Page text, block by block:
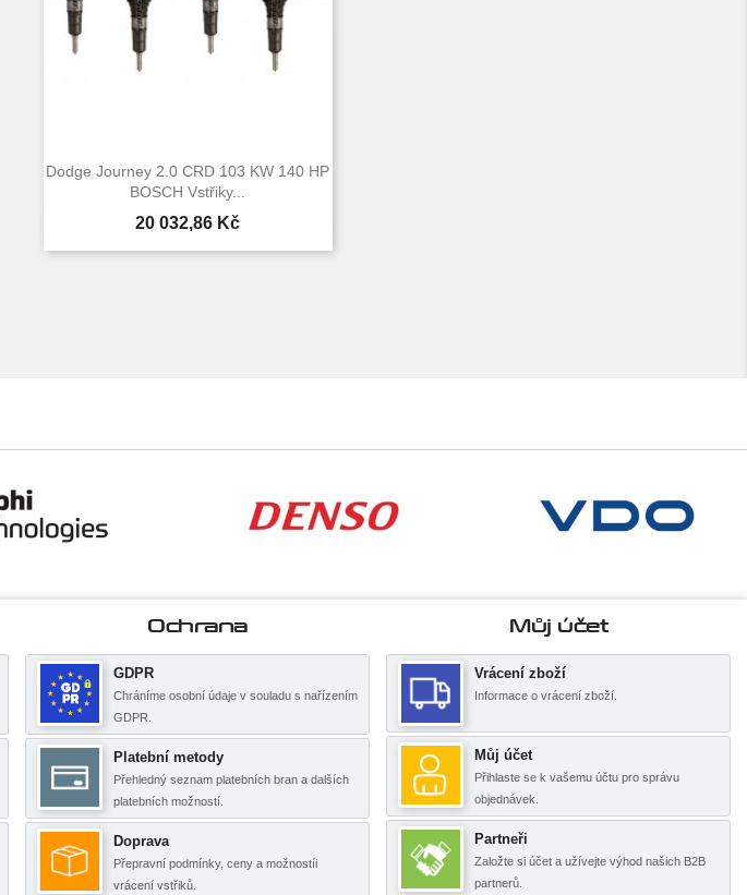
Dodge Journey 2.0 CRD 103 KW 140 HP
BOSCH Vstřiky...
Cena
20 032,86 Kč
 Rychlý náhled
Ochrana
GDPR
Chráníme osobní údaje v souladu s nařízením
GDPR.
Platební metody
Přehledný seznam platebních bran a dalších
platebních možností.
Doprava
Přepravní podmínky, ceny a možnostíi
vrácení vstřiků.
Můj účet
Vrácení zboží
Informace o vrácení zboží.
Můj účet
Přihlaste se k vašemu účtu pro správu
objednávek.
Partneři
Založte si účet a užívejte výhod našich B2B
partnerů.